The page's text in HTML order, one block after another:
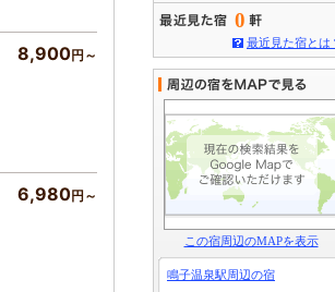
8,900円～
6,980円～
0
最近見た宿とは
この宿周辺のMAPを表示
鳴子温泉駅周辺の宿